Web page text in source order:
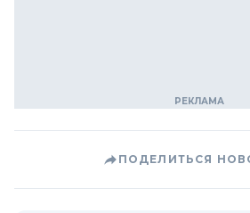
ПОДЕЛИТЬСЯ